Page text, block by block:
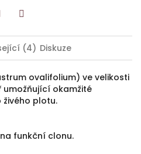
(4) Diskuze
ovalifolium) ve velikosti
umožňující okamžité
plotu.
funkční clonu.